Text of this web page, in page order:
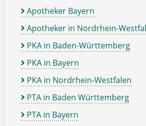
Apotheker Bayern
Apotheker in Nordrhein-
PKA in Baden-Württemberg
PKA in Bayern
PKA in Nordrhein-Westfalen
PTA in Baden Württemberg
PTA in Bayern